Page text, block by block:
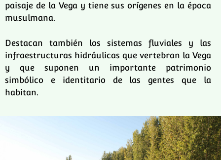
paisaje de la Vega y tiene sus orígenes en la época
musulmana.
Destacan también los sistemas fluviales y las
infraestructuras hidráulicas que vertebran la Vega
y que suponen un importante patrimonio
simbólico e identitario de las gentes que la
habitan.